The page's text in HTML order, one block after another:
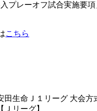
プレーオフ試合実施要
こちら
田生命Ｊ１リーグ 大会方
リーグ】